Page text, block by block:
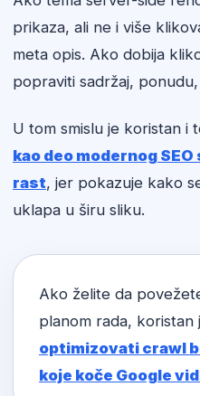
prikaza, ali ne i više
meta opis. Ako dobija
popraviti sadržaj,
U tom smislu je koristan i
kao deo modernog
rast, jer pokazuje kako
uklapa u širu sliku.
Ako želite da
planom rada, koristan
optimizovati crawl
koje koče Google